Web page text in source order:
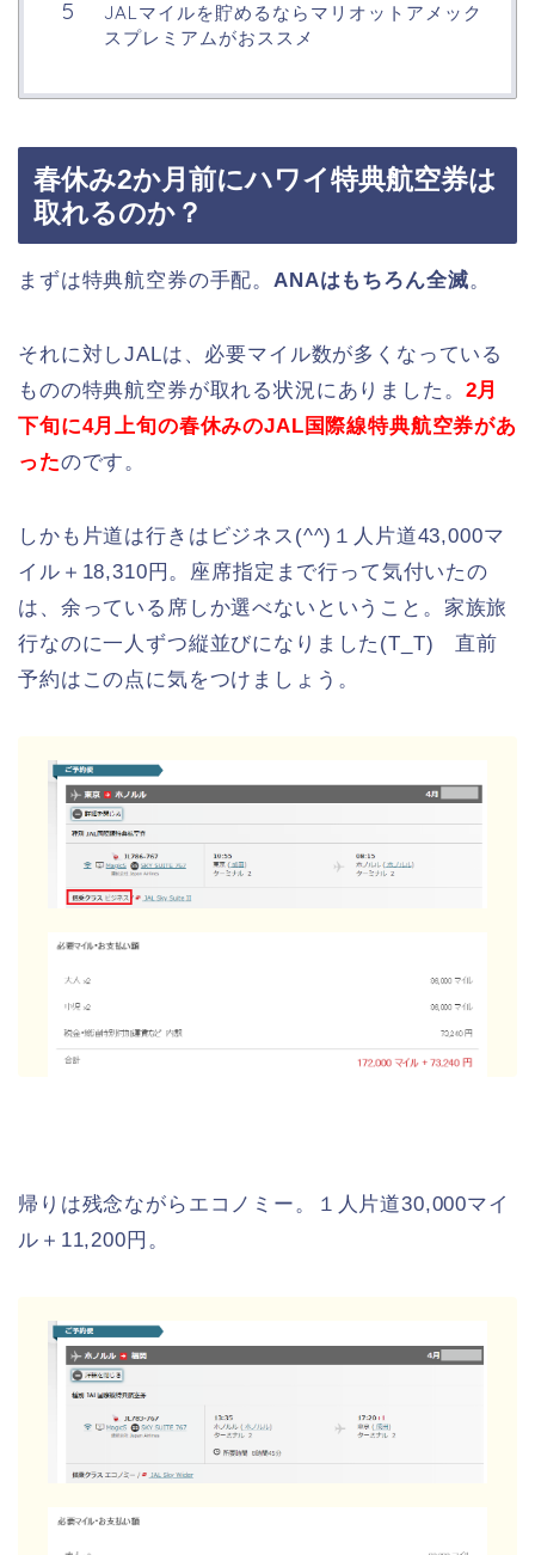
JALマイルを貯めるならマリオットアメック
スプレミアムがおススメ
春休み2か月前にハワイ特典航空券は
取れるのか？
まずは特典航空券の手配。 ANAはもちろん全滅。
それに対しJALは、必要マイル数が多くなっている
ものの特典航空券が取れる状況にありました。 2月
下旬に4月上旬の春休みのJAL国際線特典航空券があ
ったのです。
しかも片道は行きはビジネス(^^)１人片道43,000マ
イル＋18,310円。座席指定まで行って気付いたの
は、余っている席しか選べないということ。家族旅
行なのに一人ずつ縦並びになりました(T_T) 直前
予約はこの点に気をつけましょう。
帰りは残念ながらエコノミー。１人片道30,000マイ
ル＋11,200円。